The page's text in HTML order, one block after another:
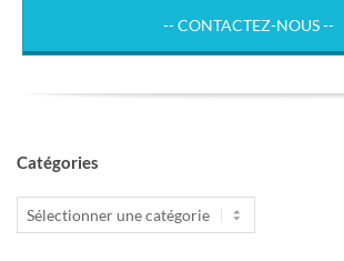
-- CONTACTEZ-NOUS --
Catégories
Catégories